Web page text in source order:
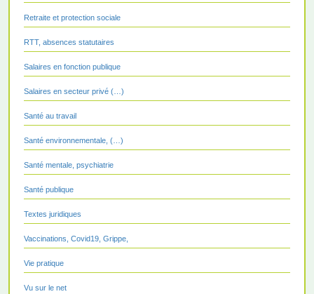
Retraite et protection sociale
RTT, absences statutaires
Salaires en fonction publique
Salaires en secteur privé (…)
Santé au travail
Santé environnementale, (…)
Santé mentale, psychiatrie
Santé publique
Textes juridiques
Vaccinations, Covid19, Grippe,
Vie pratique
Vu sur le net